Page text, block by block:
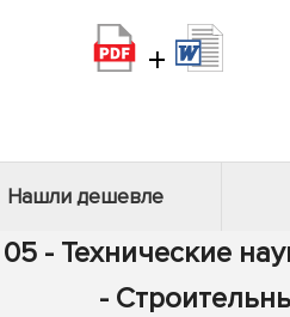
+
Нашли дешевле
05 - Технические
-